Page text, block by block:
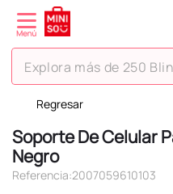
Explora más de 250 Blind
Regresar
Soporte De Celular
Negro
Referencia:2007059610103
TÉRMINOS MÁS BUSCADOS
1.
hello kitty
2.
spiderman